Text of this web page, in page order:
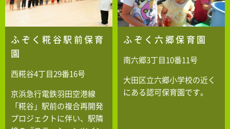
ふぞく糀谷駅前保育
園
西糀谷4丁目29番16号
京浜急行電鉄羽田空港線
「糀谷」駅前の複合再開発
プロジェクトに伴い、駅隣
ふぞく六郷保育園
南六郷3丁目10番11号
大田区立六郷小学校の近く
にある認可保育園です。